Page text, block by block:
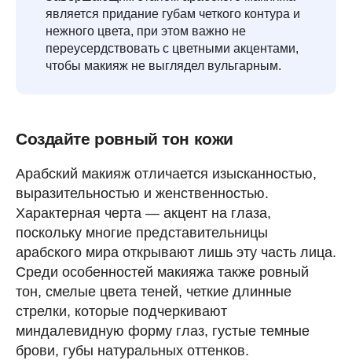
является придание губам четкого контура и
нежного цвета, при этом важно не
переусердствовать с цветными акцентами,
чтобы макияж не выглядел вульгарным.
Создайте ровный тон кожи
Арабский макияж отличается изысканностью,
выразительностью и женственностью.
Характерная черта — акцент на глаза,
поскольку многие представительницы
арабского мира открывают лишь эту часть лица.
Среди особенностей макияжа также ровный
тон, смелые цвета теней, четкие длинные
стрелки, которые подчеркивают
миндалевидную форму глаз, густые темные
брови, губы натуральных оттенков.